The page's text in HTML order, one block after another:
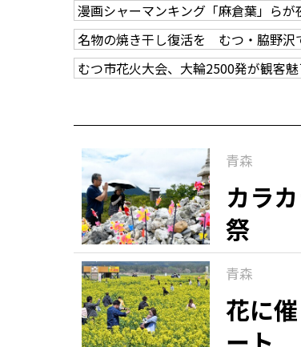
漫画シャーマンキング「麻倉葉」ら
名物の焼き干し復活を むつ・脇野沢
むつ市花火大会、大輪2500発が観客
青森
カラ
祭
青森
花に